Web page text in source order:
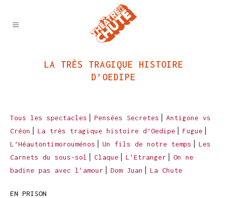
LA TRÈS TRAGIQUE HISTOIRE
D’OEDIPE
Tous les spectacles Pensées Secretes
Antigone vs
Créon
La très tragique histoire d’Oedipe
Fugue
L’Héautontimorouménos
Un fils de notre temps
Les
Carnets du sous-sol
Claque L'Etranger
On ne
badine pas avec l'amour
Dom Juan La Chute
EN PRISON